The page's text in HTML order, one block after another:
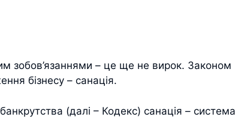
зобов’язаннями – це ще не вирок. Законом
бізнесу – санація.
(далі – Кодекс) санація – система